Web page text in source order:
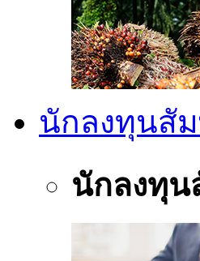
นักลงทุนสั
นักลงทุ